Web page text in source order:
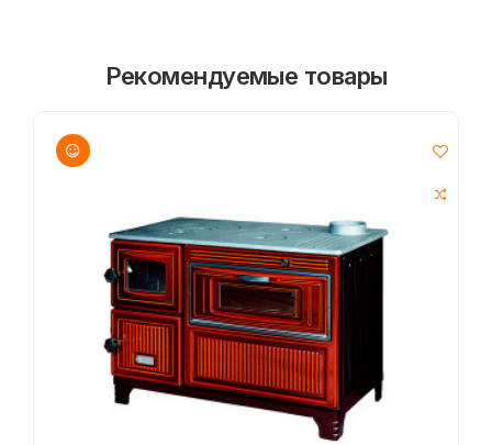
Рекомендуемые товары